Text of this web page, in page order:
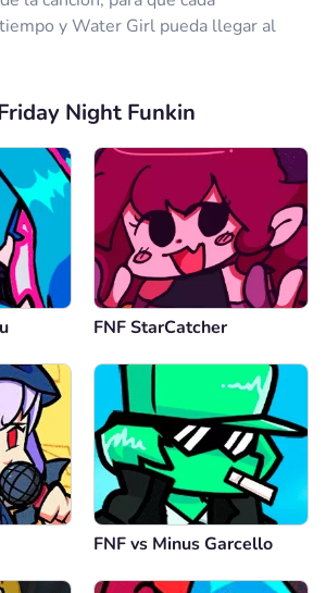
y Water Girl pueda llegar al
Night Funkin
FNF StarCatcher
FNF vs Minus Garcello